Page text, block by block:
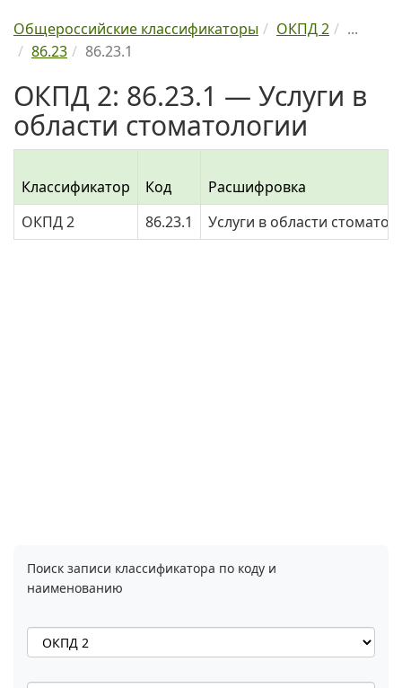
Общероссийские классификаторы ОКПД 2
...
86.23
86.23.1
ОКПД 2: 86.23.1 — Услуги в
области стоматологии
Классификатор Код
Расшифровка
ОКПД 2
86.23.1 Услуги в области
Поиск записи классификатора по коду и
наименованию